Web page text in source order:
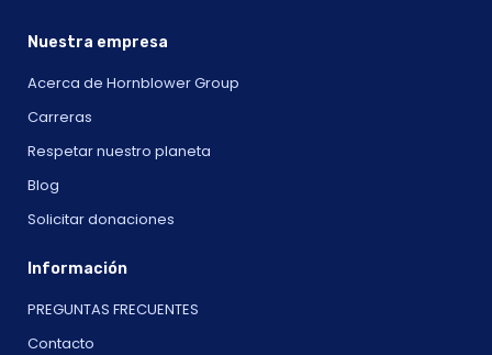
Nuestra empresa
Acerca de Hornblower Group
Carreras
Respetar nuestro planeta
Blog
Solicitar donaciones
Información
PREGUNTAS FRECUENTES
Contacto